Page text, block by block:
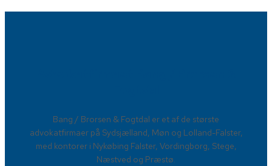
​Bang / Brorsen & Fogtdal er et af de største
advokatfirmaer på Sydsjælland, Møn og Lolland-Falster,
med kontorer i Nykøbing Falster, Vordingborg, Stege,
Næstved og Præstø.